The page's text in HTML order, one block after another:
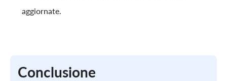
aggiornate.
Conclusione